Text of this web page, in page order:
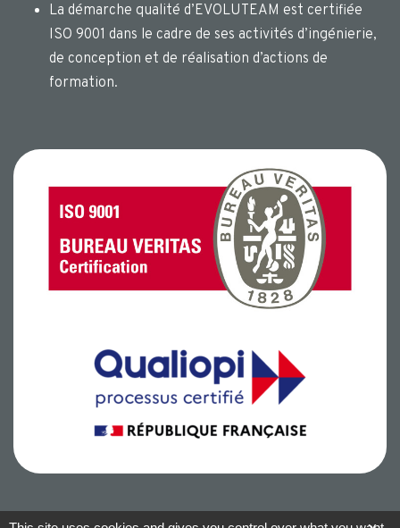
La démarche qualité d’EVOLUTEAM est certifiée
ISO 9001 dans le cadre de ses activités d’ingénierie,
de conception et de réalisation d’actions de
formation.